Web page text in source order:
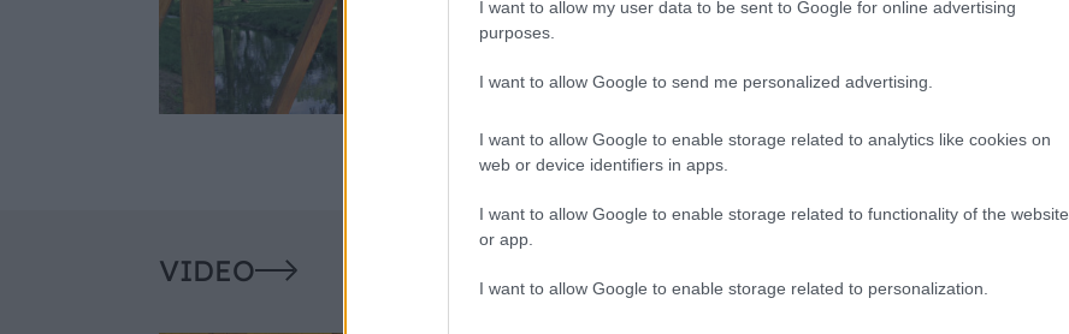
I want to allow my user data to be sent to Google for online advertising
purposes.
I want to allow Google to send me personalized advertising.
I want to allow Google to enable storage related to analytics like cookies on
web or device identifiers in apps.
I want to allow Google to enable storage related to functionality of the website
or app.
I want to allow Google to enable storage related to personalization.
Stavebný materiál
viržínsku. Ak vám nebudú jasné niektoré pojmy, ktoré
odporúčame vrátiť sa k prvej časti nášho seriálu, kde
3. novembra 2009
VIDEO